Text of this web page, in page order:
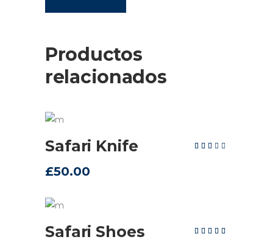
Productos
relacionados
Safari Knife
£50.00
Safari Shoes